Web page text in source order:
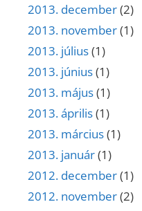
2013. december(2)
2013. november(1)
2013. július(1)
2013. június(1)
2013. május(1)
2013. április(1)
2013. március(1)
2013. január(1)
2012. december(1)
2012. november(2)